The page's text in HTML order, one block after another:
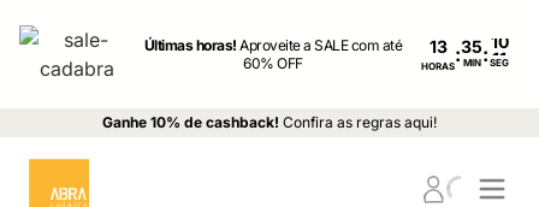
Últimas horas!Aproveite a SALE com até
60% OFF
13
HORAS: MIN : SEG
Ganhe 10% de cashback! Confira as regras aqui!